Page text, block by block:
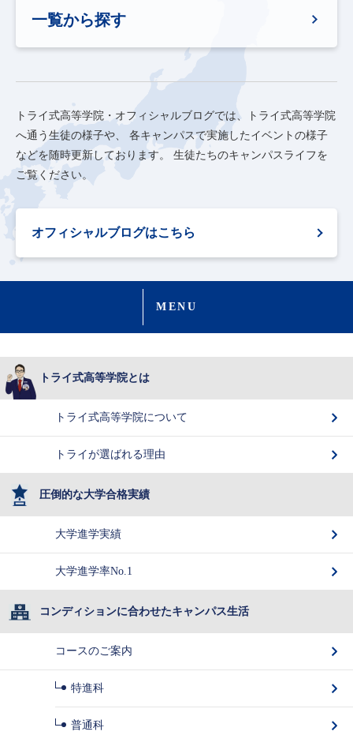
一覧から探す
トライ式高等学院・オフィシャルブログでは、トライ式高等学院
へ通う生徒の様子や、
各キャンパスで実施したイベントの様子
などを随時更新しております。
生徒たちのキャンパスライフを
ご覧ください。
オフィシャルブログはこちら
MENU
トライ式高等学院とは
トライ式高等学院について
トライが選ばれる理由
圧倒的な大学合格実績
大学進学実績
大学進学率No.1
コンディションに合わせたキャンパス生活
コースのご案内
特進科
普通科